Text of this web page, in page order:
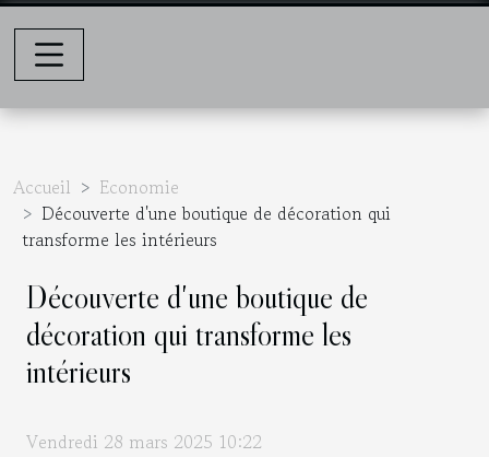
Accueil
Economie
Découverte d'une boutique de décoration qui
transforme les intérieurs
Découverte d'une boutique de
décoration qui transforme les
intérieurs
Vendredi 28 mars 2025 10:22